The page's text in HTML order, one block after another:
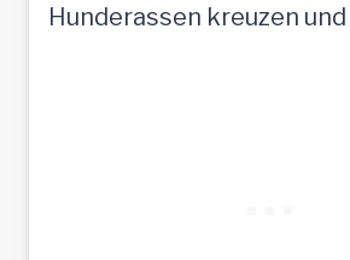
Hunderassen kreuzen